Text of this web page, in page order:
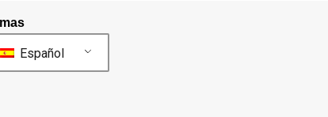
Español